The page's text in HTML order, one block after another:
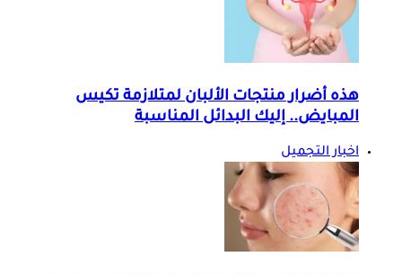
هذه أضرار منتجات الألبان لمتلازمة تكيس
المبايض.. إليك البدائل المناسبة
اخبار التجميل